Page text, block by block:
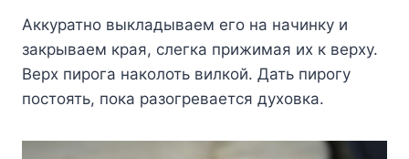
Аккуратно выкладываем его на начинку и
закрываем края, слегка прижимая их к верху.
Верх пирога наколоть вилкой. Дать пирогу
постоять, пока разогревается духовка.